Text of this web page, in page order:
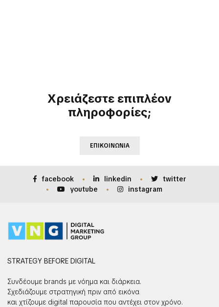
Χρειάζεστε επιπλέον
πληροφορίες;
ΕΠΙΚΟΙΝΩΝΊΑ
facebook linkedin
twitter
youtube
instagram
STRATEGY BEFORE DIGITAL
Συνδέουμε brands με νόημα και διάρκεια.
Σχεδιάζουμε στρατηγική πριν από εικόνα
και χτίζουμε digital παρουσία που αντέχει στον χρόνο.